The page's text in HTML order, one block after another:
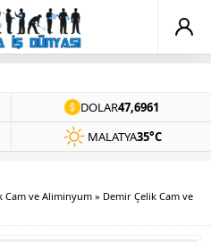
DOLAR47,6961
MALATYA35°C
Cam ve Aliminyum » Demir Çelik Cam ve